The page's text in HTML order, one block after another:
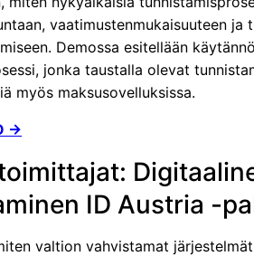
vaatimustenmukaisuuteen ja
Demossa esitellään
jonka taustalla olevat
myös maksusovelluksissa.
→
ID Austria -
valtion vahvistamat